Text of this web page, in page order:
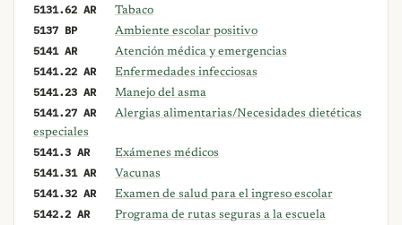
5131.62 AR Tabaco
5137 BP Ambiente escolar positivo
5141 AR Atención médica y emergencias
5141.22 AR Enfermedades infecciosas
5141.23 AR Manejo del asma
5141.27 AR
Alergias alimentarias/Necesidades dietéticas
especiales
5141.3 AR Exámenes médicos
5141.31 AR Vacunas
5141.32 AR Examen de salud para el ingreso escolar
5142.2 AR Programa de rutas seguras a la escuela